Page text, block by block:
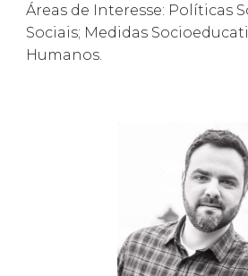
Áreas de Interesse: Políticas
Sociais; Medidas
Humanos.